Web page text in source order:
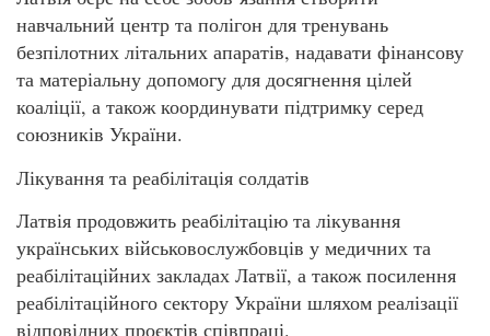
навчальний центр та полігон для тренувань
безпілотних літальних апаратів, надавати фінансову
та матеріальну допомогу для досягнення цілей
коаліції, а також координувати підтримку серед
союзників України.
Лікування та реабілітація солдатів
Латвія продовжить реабілітацію та лікування
українських військовослужбовців у медичних та
реабілітаційних закладах Латвії, а також посилення
реабілітаційного сектору України шляхом реалізації
відповідних проєктів співпраці.